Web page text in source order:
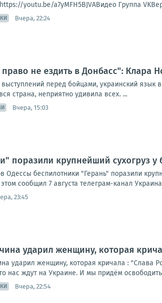
youtu.be/a7yMFH5BJVAВидео Группа
Вчера, 22:24
не ездить в Донбасс": Клара
выступлений перед бойцами, украинский
страна, неприятно удивила всех. ...
Вчера, 15:03
поразили крупнейший сухогруз
Одессы беспилотники "Герань" поразили
сообщил 7 августа телеграм-канал
23:45
ударил женщину, которая
ударил женщину, которая кричала : "Слава
нас ждут на Украине. И мы придём
Вчера, 22:54